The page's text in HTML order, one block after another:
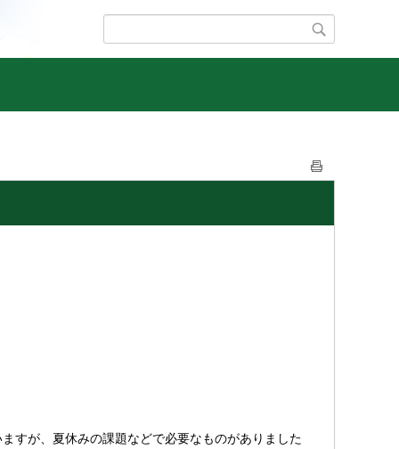
すが、夏休みの課題などで必要なものがありました